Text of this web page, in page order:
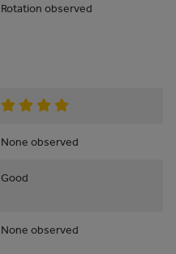
Rotation observed
None observed
Good
None observed